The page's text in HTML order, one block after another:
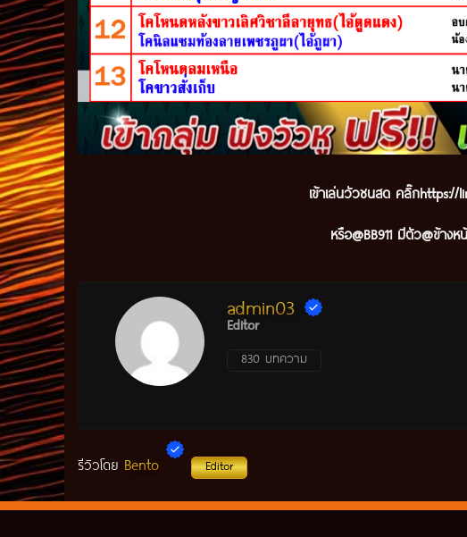
เข้าเล่นวัวชนสด คลิ๊กhttps://
หรือ@BB911 มีตัว@ข้าง
admin03
Editor
830 บทความ
รีวิวโดย Bento Editor